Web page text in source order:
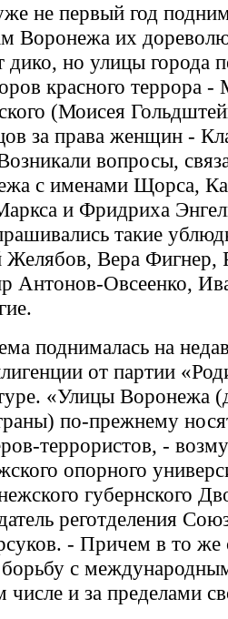
не первый год
Воронежа их
дико, но улицы города
красного террора -
(Моисея
за права женщин -
вопросы,
с именами Щорса,
и Фридриха
такие
Вера Фигнер,
Антонов-Овсеенко,
поднималась на
от партии
«Улицы Воронежа
по-прежнему
террористов, -
опорного
губернского
реготделения
- Причем в то же
борьбу с
и за пределами